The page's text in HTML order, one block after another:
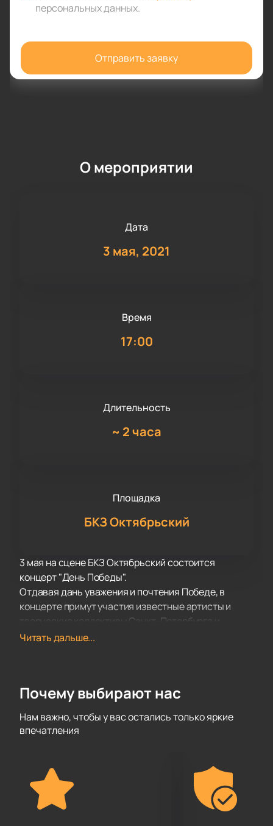
персональных данных.
Отправить заявку
О мероприятии
Дата
3 мая, 2021
Время
17:00
Длительность
~ 2 часа
Площадка
БКЗ Октябрьский
3 мая на сцене БКЗ Октябрьский состоится
концерт "День Победы".
Отдавая дань уважения и почтения Победе, в
концерте примут участия известные артисты и
творческие коллективы Санкт-Петербурга и
Москвы. Они исполнят песни Военных лет,
Читать дальше...
Почему выбирают нас
Нам важно, чтобы у вас остались только яркие
впечатления